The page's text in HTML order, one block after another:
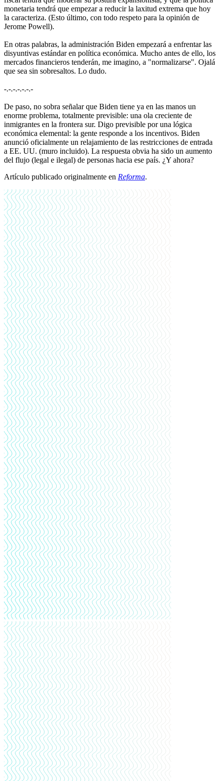
monetaria tendrá que empezar a reducir la laxitud extrema que hoy
la caracteriza. (Esto último, con todo respeto para la opinión de
Jerome Powell).
En otras palabras, la administración Biden empezará a enfrentar las
disyuntivas estándar en política económica. Mucho antes de ello, los
mercados financieros tenderán, me imagino, a "normalizarse". Ojalá
que sea sin sobresaltos. Lo dudo.
-.-.-.-.-.-.-
De paso, no sobra señalar que Biden tiene ya en las manos un
enorme problema, totalmente previsible: una ola creciente de
inmigrantes en la frontera sur. Digo previsible por una lógica
económica elemental: la gente responde a los incentivos. Biden
anunció oficialmente un relajamiento de las restricciones de entrada
a EE. UU. (muro incluido). La respuesta obvia ha sido un aumento
del flujo (legal e ilegal) de personas hacia ese país. ¿Y ahora?
Artículo publicado originalmente en Reforma.